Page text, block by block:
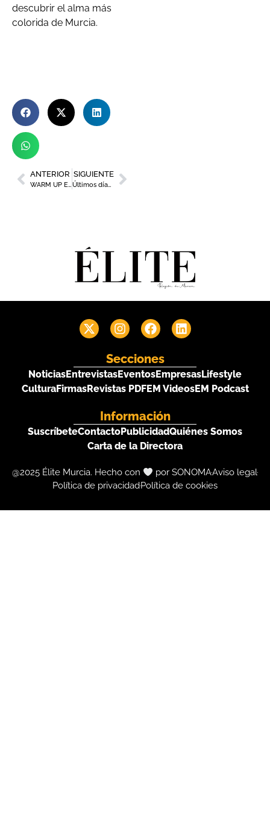
descubrir el alma más
colorida de Murcia.
ANTERIOR
WARM UP Estrella de Levante 2025 desvela sus horarios: dos días, cuatro escenarios y decenas de conciertos inolvidables
SIGUIENTE
Últimos días para conocer en el Centro Párraga la unión de la abstracción y la metafísica de la agricultura de Álvaro Porras Soriano
Secciones
NoticiasEntrevistasEventosEmpresasLifestyle
CulturaFirmasRevistas PDFEM VideosEM Podcast
Información
SuscríbeteContactoPublicidadQuiénes Somos
Carta de la Directora
@2025 Élite Murcia. Hecho con por SONOMAAviso legal
Política de privacidadPolítica de cookies